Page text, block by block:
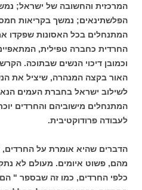
המרכזית והחשובה של ישראל;
הפלשתינאים; נמשך בקריאות
המתנחלים בכל האסונות שפקדו
החרדית כחברה טפילית,
וכמובן דיכוי הנשים שבתוכה.
האור בקצה המנהרה, שיציל את
לשילוב ישראל בחברת העמים
המתנחלים מישוביהם והחרדים
לעבודה פרודוקטיבית.
הדברים שהיא אומרת על
מהם, פשוט איומים. מעולם לא
כלפי החרדים, כמו זה שבספר "